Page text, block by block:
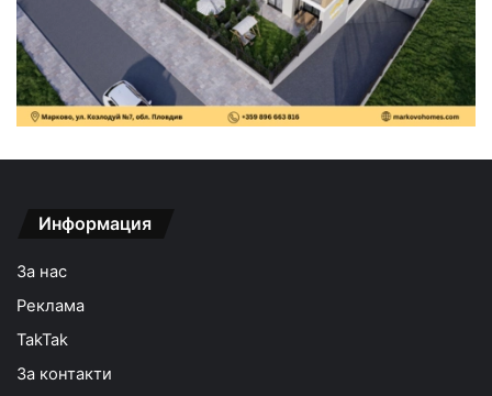
Информация
За нас
Реклама
TakTak
За контакти